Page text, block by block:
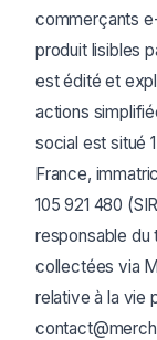
commerçants
produit lisibles
est édité et
actions
social est situé
France,
105 921 480
responsable du
collectées via
relative à la vie